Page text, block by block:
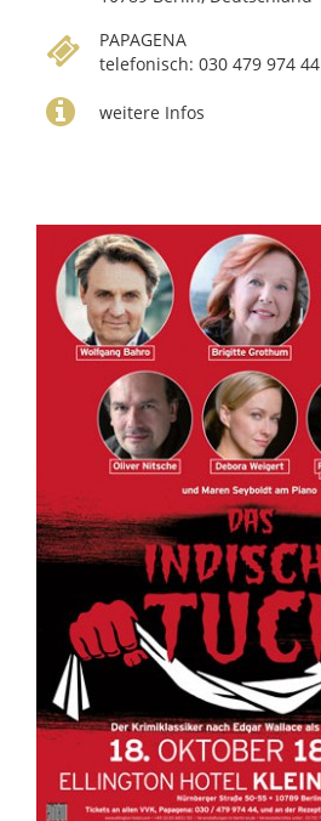
PAPAGENA
telefonisch: 030 479 974 44
weitere Infos